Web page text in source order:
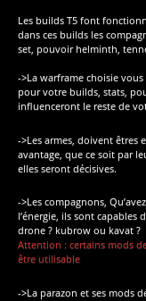
Les builds T5 font
dans ces builds les
set, pouvoir helminth,
->La warframe choisie
pour votre builds, stats,
influenceront le reste de
->Les armes, doivent êtres
avantage, que ce soit par
elles seront décisives.
->Les compagnons,
l’énergie, ils sont
drone ? kubrow ou kavat ?
Attention : certains mods
être utilisable
->La parazon et ses mods